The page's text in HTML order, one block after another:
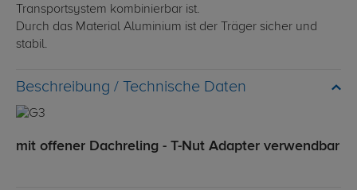
Transportsystem kombinierbar ist.
Durch das Material Aluminium ist der Träger sicher und
stabil.
Technische Daten
mit offener Dachreling - T-Nut Adapter verwendbar